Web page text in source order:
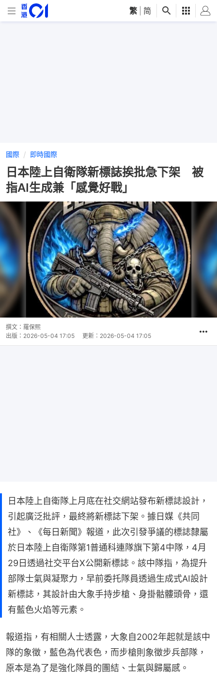
繁 简
國際 即時國際
日本陸上自衛隊新標誌挨批急下架 被
指AI生成兼「感覺好戰」
撰文： 羅保熙
出版： 2026-05-04 17:05 更新： 2026-05-04 17:05
日本陸上自衛隊上月底在社交網站發布新標誌設計，
引起廣泛批評，最終將新標誌下架。據日媒《共同
社》、《每日新聞》報道，此次引發爭議的標誌隸屬
於日本陸上自衛隊第1普通科連隊旗下第4中隊，4月
29日透過社交平台X公開新標誌。該中隊指，為提升
部隊士氣與凝聚力，早前委托隊員透過生成式AI設計
新標誌，其設計由大象手持步槍、身掛骷髏頭骨，還
有藍色火焰等元素。
報道指，有相關人士透露，大象自2002年起就是該中
隊的象徵，藍色為代表色，而步槍則象徵步兵部隊，
原本是為了是強化隊員的團結、士氣與歸屬感。